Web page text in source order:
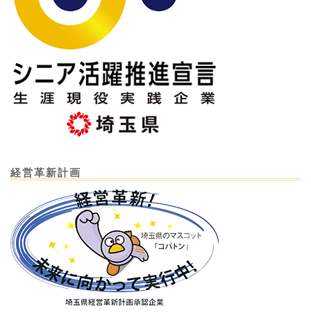
経営革新計画